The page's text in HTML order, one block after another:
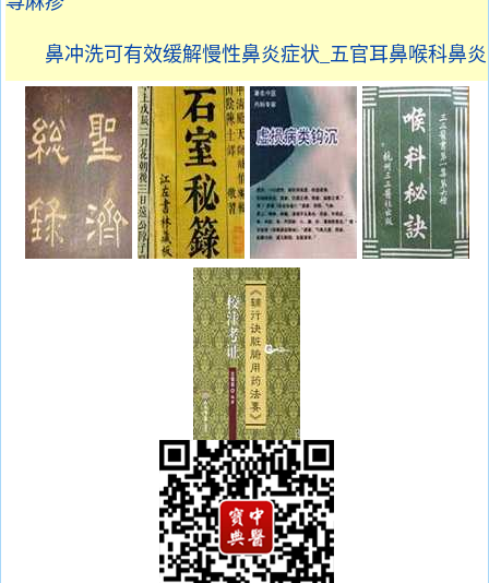
鼻冲洗可有效缓解慢性鼻炎症状_五官耳鼻喉科鼻炎